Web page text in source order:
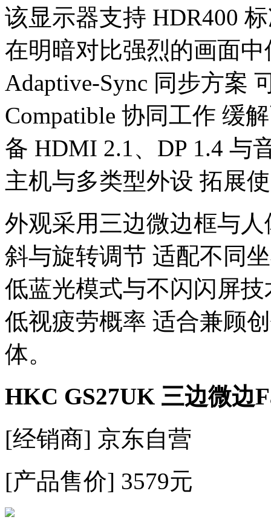
该显示器支持 HDR400
在明暗对比强烈的画面
Adaptive-Sync 同步方案
Compatible 协同工作 缓
备 HDMI 2.1、DP 1.4 与
主机与多类型外设 拓展
外观采用三边微边框与
斜与旋转调节 适配不同
低蓝光模式与不闪闪屏
低视疲劳概率 适合兼顾
体。
HKC GS27UK 三边微边
[经销商] 京东自营
[产品售价] 3579元